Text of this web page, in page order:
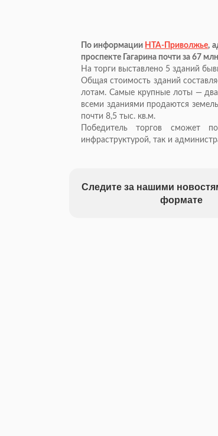
По информации НТА-Приволжье,
проспекте Гагарина почти за 67
На торги выставлено 5 зданий
Общая стоимость зданий
лотам. Самые крупные лоты —
всеми зданиями продаются
почти 8,5 тыс. кв.м.
Победитель торгов сможет
инфраструктурой, так и
Следите за нашими
формате